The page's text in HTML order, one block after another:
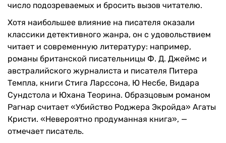
число подозреваемых и бросить вызов читателю.
Хотя наибольшее влияние на писателя оказали
классики детективного жанра, он с удовольствием
читает и современную литературу: например,
романы британской писательницы Ф. Д. Джеймс и
австралийского журналиста и писателя Питера
Темпла, книги Стига Ларссона, Ю Несбе, Видара
Сундстола и Юхана Теорина. Образцовым романом
Рагнар считает «Убийство Роджера Экройда» Агаты
Кристи. «Невероятно продуманная книга», —
отмечает писатель.